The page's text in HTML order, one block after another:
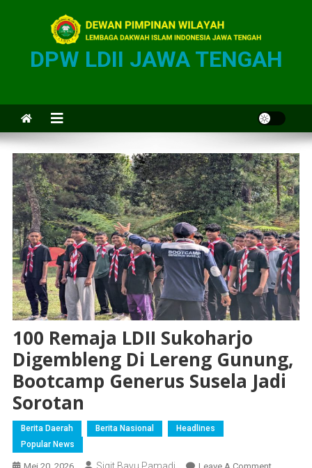
DPW LDII JAWA TENGAH
100 Remaja LDII Sukoharjo
Digembleng Di Lereng Gunung,
Bootcamp Generus Susela Jadi
Sorotan
Berita Daerah Berita Nasional
Headlines
Popular News